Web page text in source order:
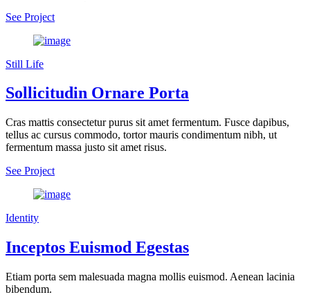
See Project
Still Life
Sollicitudin Ornare Porta
Cras mattis consectetur purus sit amet fermentum. Fusce dapibus,
tellus ac cursus commodo, tortor mauris condimentum nibh, ut
fermentum massa justo sit amet risus.
See Project
Identity
Inceptos Euismod Egestas
Etiam porta sem malesuada magna mollis euismod. Aenean lacinia
bibendum.